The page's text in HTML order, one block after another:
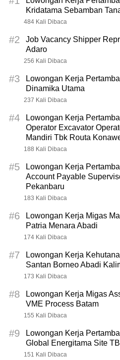
Kridatama Sebamban
484 Kali Dibaca
#2
Job Vacancy Shipper
Adaro
256 Kali Dibaca
#3
Lowongan Kerja
Dinamika Utama
237 Kali Dibaca
#4
Lowongan Kerja
Operator Excavator
Mandiri Tbk Routa
188 Kali Dibaca
#5
Lowongan Kerja
Account Payable
Pekanbaru
183 Kali Dibaca
#6
Lowongan Kerja Migas
Patria Menara Abadi
174 Kali Dibaca
#7
Lowongan Kerja
Santan Borneo Abadi
173 Kali Dibaca
#8
Lowongan Kerja Migas
VME Process Batam
155 Kali Dibaca
#9
Lowongan Kerja
Global Energitama Site
151 Kali Dibaca